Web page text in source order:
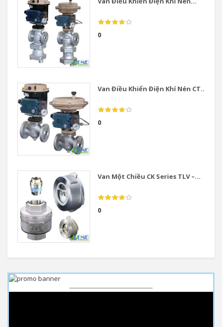
0
Van Điều Khiển Điện Khí Nén CT...
0
Van Một Chiều CK Series TLV –...
0
------------------------------------------